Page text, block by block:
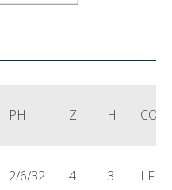
PH Z H
2/6/32 4 3